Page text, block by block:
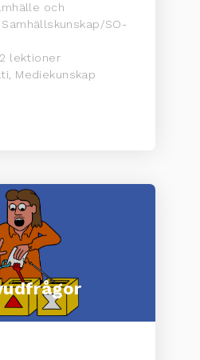
och
SO-
2 lektioner
Mediekunskap